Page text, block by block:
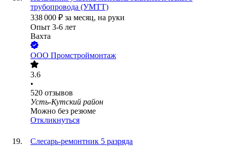
трубопровода (УМТТ)
338 000 ₽ за месяц, на руки
Опыт 3-6 лет
Вахта
ООО Промстроймонтаж
3.6
•
520 отзывов
Усть-Кутский район
Можно без резюме
Откликнуться
Слесарь-ремонтник 5 разряда